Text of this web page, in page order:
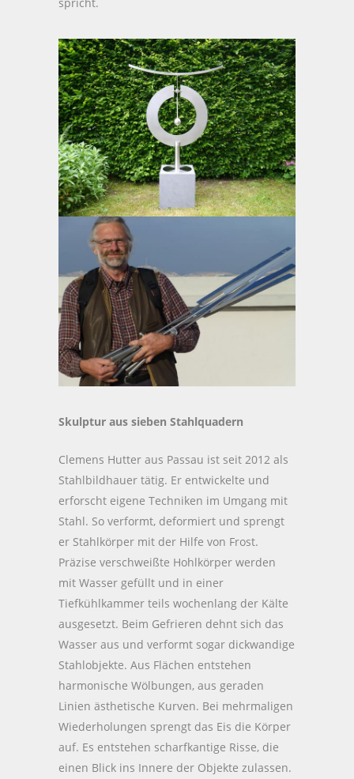
Skulptur aus sieben Stahlquadern
Clemens Hutter aus Passau ist seit 2012 als
Stahlbildhauer tätig. Er entwickelte und
erforscht eigene Techniken im Umgang mit
Stahl. So verformt, deformiert und sprengt
er Stahlkörper mit der Hilfe von Frost.
Präzise verschweißte Hohlkörper werden
mit Wasser gefüllt und in einer
Tiefkühlkammer teils wochenlang der Kälte
ausgesetzt. Beim Gefrieren dehnt sich das
Wasser aus und verformt sogar dickwandige
Stahlobjekte. Aus Flächen entstehen
harmonische Wölbungen, aus geraden
Linien ästhetische Kurven. Bei mehrmaligen
Wiederholungen sprengt das Eis die Körper
auf. Es entstehen scharfkantige Risse, die
einen Blick ins Innere der Objekte zulassen.